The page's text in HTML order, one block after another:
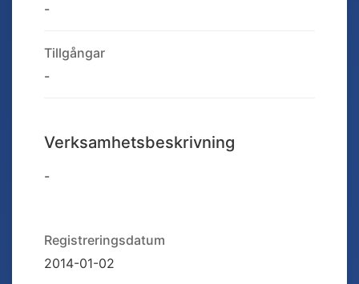
-
Tillgångar
-
Verksamhetsbeskrivning
-
Registreringsdatum
2014-01-02